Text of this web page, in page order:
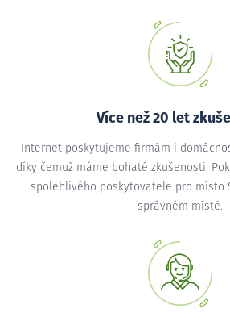
Více než 20 let
Internet poskytujeme firmám i
díky čemuž máme bohaté zkušenosti.
spolehlivého poskytovatele pro místo
správném místě.